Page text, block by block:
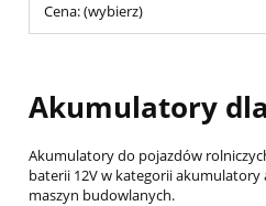
Cena: (wybierz)
Akumulatory
Akumulatory do pojazdów
baterii 12V w kategorii
maszyn budowlanych.